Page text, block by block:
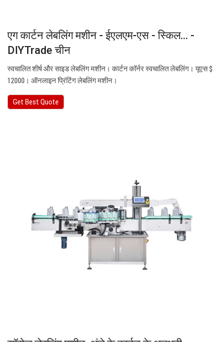
एग कार्टन लेबलिंग मशीन - ईएलएम-एस - स्किल... -
DIYTrade चीन
स्वचालित शीर्ष और साइड लेबलिंग मशीन। कार्टन कॉर्नर स्वचालित लेबलिंग। यूएस $
12000। ऑनलाइन प्रिंटिंग लेबलिंग मशीन।
Get Best Quote